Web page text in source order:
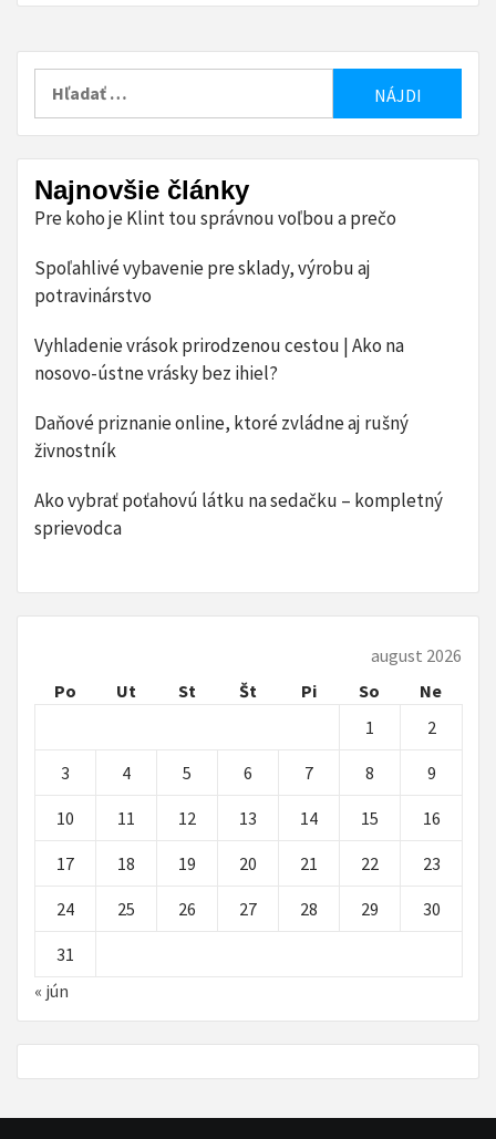
Hľadať:
Najnovšie články
Pre koho je Klint tou správnou voľbou a prečo
Spoľahlivé vybavenie pre sklady, výrobu aj
potravinárstvo
Vyhladenie vrások prirodzenou cestou | Ako na
nosovo-ústne vrásky bez ihiel?
Daňové priznanie online, ktoré zvládne aj rušný
živnostník
​Ako vybrať poťahovú látku na sedačku – kompletný
sprievodca
august 2026
Po
Ut St Št Pi So
Ne
1
2
3 4 5 6 7 8 9
10 11 12 13 14 15 16
17 18 19 20 21 22 23
24 25 26 27 28 29 30
31
« jún